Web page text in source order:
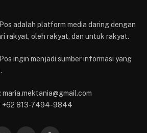
adalah platform media daring dengan
rakyat, oleh rakyat, dan untuk rakyat.
ingin menjadi sumber informasi yang
maria.mektania@gmail.com
+62 813-7494-9844